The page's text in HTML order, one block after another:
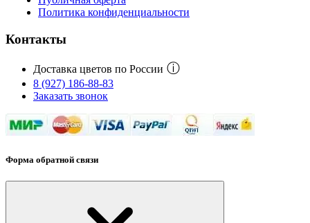
Политика конфиденциальности
Контакты
Доставка цветов по России ⓘ
8 (927) 186-88-83
Заказать звонок
Форма обратной связи